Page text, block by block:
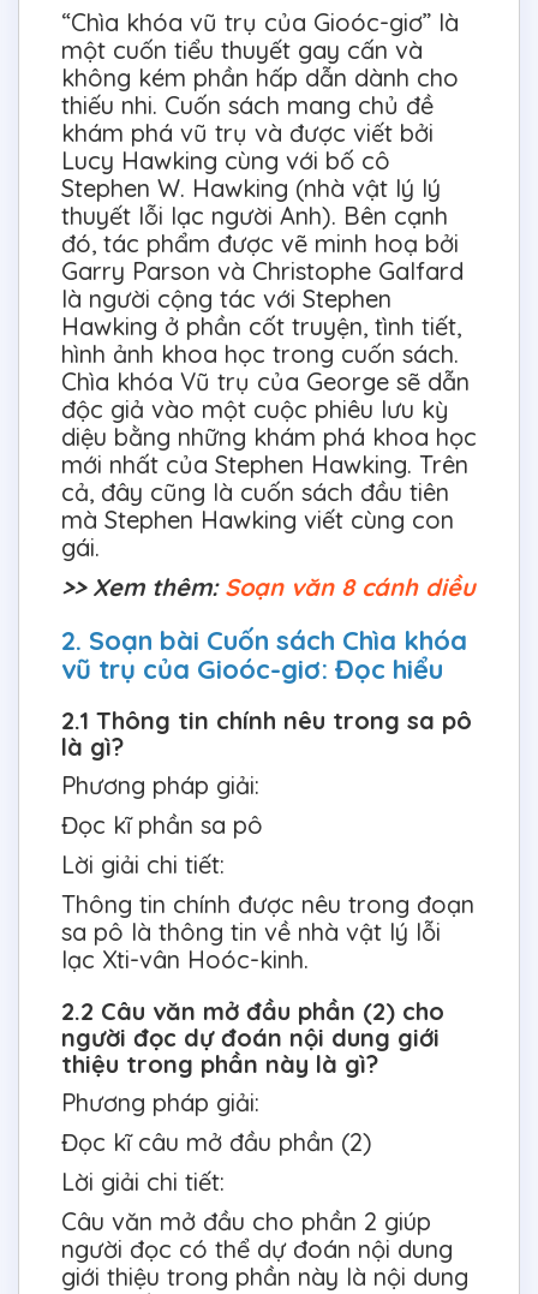
“Chìa khóa vũ trụ của Gioóc-giơ” là
một cuốn tiểu thuyết gay cấn và
không kém phần hấp dẫn dành cho
thiếu nhi. Cuốn sách mang chủ đề
khám phá vũ trụ và được viết bởi
Lucy Hawking cùng với bố cô
Stephen W. Hawking (nhà vật lý lý
thuyết lỗi lạc người Anh). Bên cạnh
đó, tác phẩm được vẽ minh hoạ bởi
Garry Parson và Christophe Galfard
là người cộng tác với Stephen
Hawking ở phần cốt truyện, tình tiết,
hình ảnh khoa học trong cuốn sách.
Chìa khóa Vũ trụ của George sẽ dẫn
độc giả vào một cuộc phiêu lưu kỳ
diệu bằng những khám phá khoa học
mới nhất của Stephen Hawking. Trên
cả, đây cũng là cuốn sách đầu tiên
mà Stephen Hawking viết cùng con
gái.
>> Xem thêm: Soạn văn 8 cánh diều
2. Soạn bài Cuốn sách Chìa khóa
vũ trụ của Gioóc-giơ: Đọc hiểu
2.1 Thông tin chính nêu trong sa pô
là gì?
Phương pháp giải:
Đọc kĩ phần sa pô
Lời giải chi tiết:
Thông tin chính được nêu trong đoạn
sa pô là thông tin về nhà vật lý lỗi
lạc Xti-vân Hoóc-kinh.
2.2 Câu văn mở đầu phần (2) cho
người đọc dự đoán nội dung giới
thiệu trong phần này là gì?
Phương pháp giải:
Đọc kĩ câu mở đầu phần (2)
Lời giải chi tiết:
Câu văn mở đầu cho phần 2 giúp
người đọc có thể dự đoán nội dung
giới thiệu trong phần này là nội dung